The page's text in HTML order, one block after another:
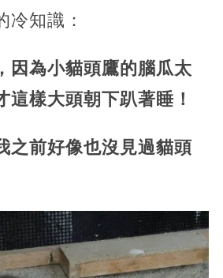
冷知識：
因為小貓頭鷹的腦瓜太
這樣大頭朝下趴著睡！
之前好像也沒見過貓頭